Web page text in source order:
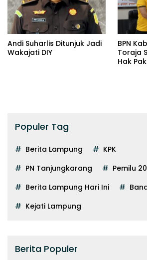
Andi Suharlis Ditunjuk Jadi
Wakajati DIY
BPN
Toraja
Hak
Populer Tag
Berita Lampung
KPK
PN Tanjungkarang
Pemilu
Berita Lampung Hari Ini
Kejati Lampung
Berita Populer